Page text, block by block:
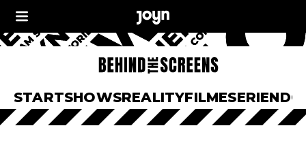
STARTSHOWSREALITYFILMESERIEN